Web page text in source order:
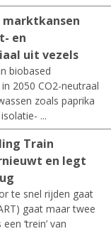
en
uit vezels
biobased
2050 CO2-neutraal
zoals paprika
...
Train
en legt
te snel rijden gaat
gaat maar twee
‘trein’ van